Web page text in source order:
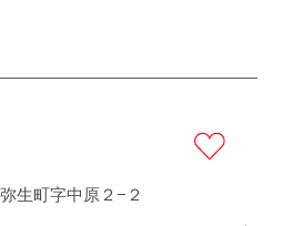
生町字中原２−２